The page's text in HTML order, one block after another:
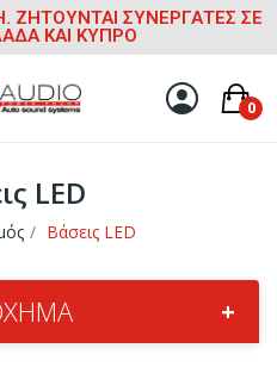
ΖΗΤΟΥΝΤΑΙ ΣΥΝΕΡΓΑΤΕΣ ΣΕ
ΚΑΙ ΚΥΠΡΟ
0
LED
Βάσεις LED
+